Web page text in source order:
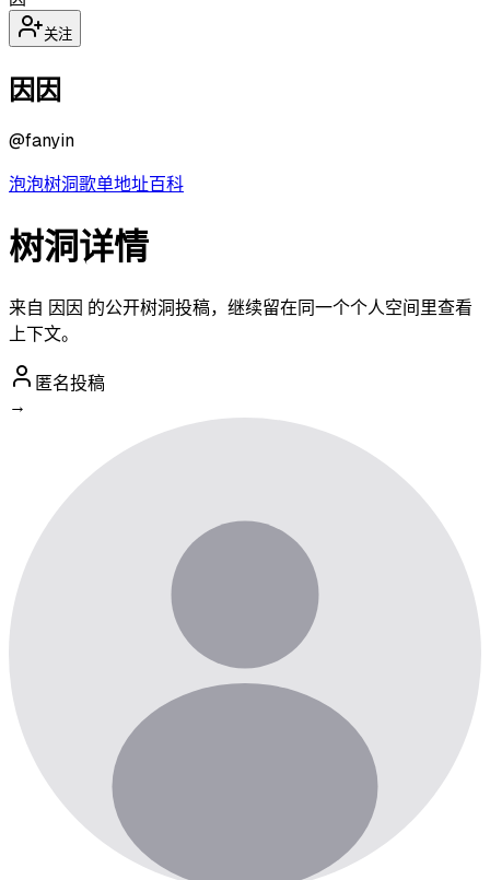
关注
因因
@fanyin
泡泡树洞歌单地址百科
树洞详情
来自 因因 的公开树洞投稿，继续留在同一个个人空间里查看
上下文。
匿名投稿
→